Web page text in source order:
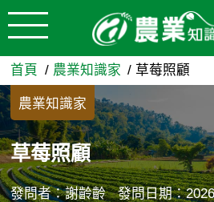
跳到主要內容
草莓照顧 - 農業
首頁 農業知識家 草莓照顧
農業知識家
草莓照顧
發問者：謝齡齡 發問日期：